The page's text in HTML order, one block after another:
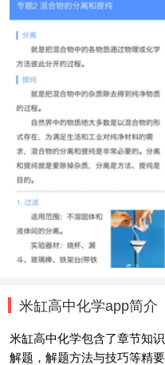
米缸高中化学app简介
米缸高中化学包含了章节知
解题，解题方法与技巧等精